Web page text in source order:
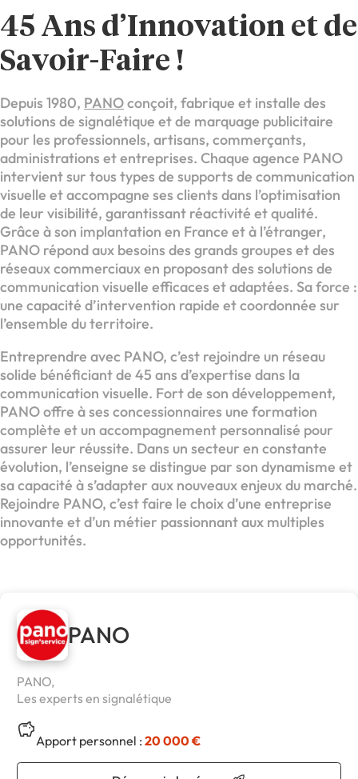
45 Ans d’Innovation et de
Savoir-Faire !
Depuis 1980, PANOconçoit, fabrique et installe des
solutions de signalétique et de marquage publicitaire
pour les professionnels, artisans, commerçants,
administrations et entreprises. Chaque agence PANO
intervient sur tous types de supports de communication
visuelle et accompagne ses clients dans l’optimisation
de leur visibilité, garantissant réactivité et qualité.
Grâce à son implantation en France et à l’étranger,
PANO répond aux besoins des grands groupes et des
réseaux commerciaux en proposant des solutions de
communication visuelle efficaces et adaptées. Sa force :
une capacité d’intervention rapide et coordonnée sur
l’ensemble du territoire.
Entreprendre avec PANO, c’est rejoindre un réseau
solide bénéficiant de 45 ans d’expertise dans la
communication visuelle. Fort de son développement,
PANO offre à ses concessionnaires une formation
complète et un accompagnement personnalisé pour
assurer leur réussite. Dans un secteur en constante
évolution, l’enseigne se distingue par son dynamisme et
sa capacité à s’adapter aux nouveaux enjeux du marché.
Rejoindre PANO, c’est faire le choix d’une entreprise
innovante et d’un métier passionnant aux multiples
opportunités.
PANO
PANO,
Les experts en signalétique
Apport personnel :20 000 €